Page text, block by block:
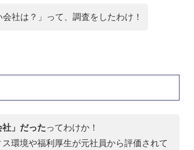
社は？」って、調査をしたわけ！
」だったってわけか！
環境や福利厚生が元社員から評価されて